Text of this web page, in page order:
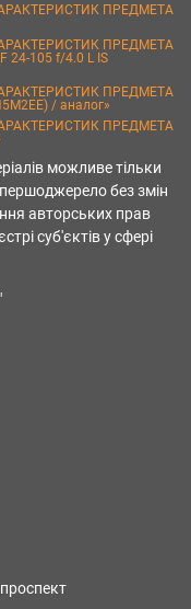
ПРЕДМЕТА
ПРЕДМЕТА
24-105 f/4.0 L IS
ПРЕДМЕТА
/ аналог»
ПРЕДМЕТА
можливе тільки
без змін
авторських прав
суб'єктів у сфері